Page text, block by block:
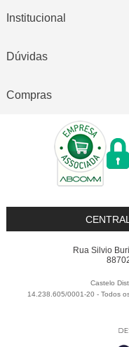
Institucional
Dúvidas
Compras
Rua Silvio
Castelo
14.238.605/0001-20 - Todos